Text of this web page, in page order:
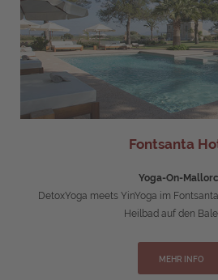
Fontsanta
Yoga-On-
DetoxYoga meets YinYoga im
Heilbad auf den
MEHR INFO